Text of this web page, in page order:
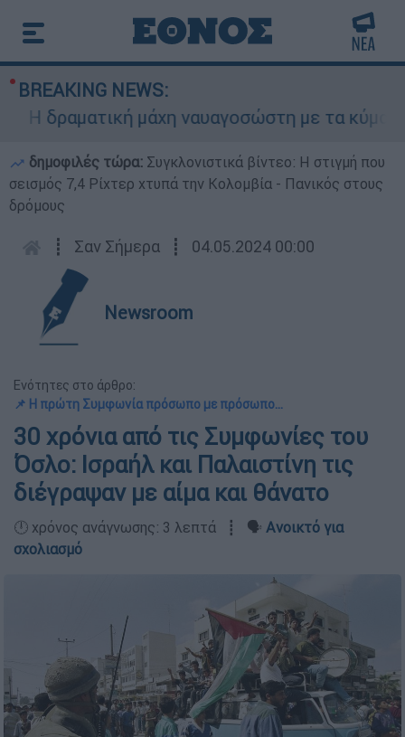
BREAKING NEWS:
μάχη ναυαγοσώστη με τα κύματα για
δημοφιλές τώρα: Συγκλονιστικά βίντεο: Η στιγμή που
σεισμός 7,4 Ρίχτερ χτυπά την Κολομβία - Πανικός στους
δρόμους
┋ Σαν Σήμερα ┋ 04.05.2024 00:00
Newsroom
Ενότητες στο άρθρο:
📌 Η πρώτη Συμφωνία πρόσωπο με πρόσωπο...
30 χρόνια από τις Συμφωνίες του
Όσλο: Ισραήλ και Παλαιστίνη τις
διέγραψαν με αίμα και θάνατο
🕛 χρόνος ανάγνωσης: 3 λεπτά ┋ 🗣️ Ανοικτό για
σχολιασμό